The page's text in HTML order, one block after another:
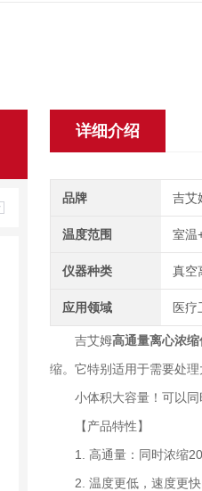
详细介绍
品牌 吉艾
温度范围 室温
仪器种类 真空
应用领域 医疗
吉艾姆高通量离心浓缩
缩。它特别适用于需要处
小体积大容量！可以同
【产品特性】
1. 高通量：同时浓缩
2. 温度更低，速度更快